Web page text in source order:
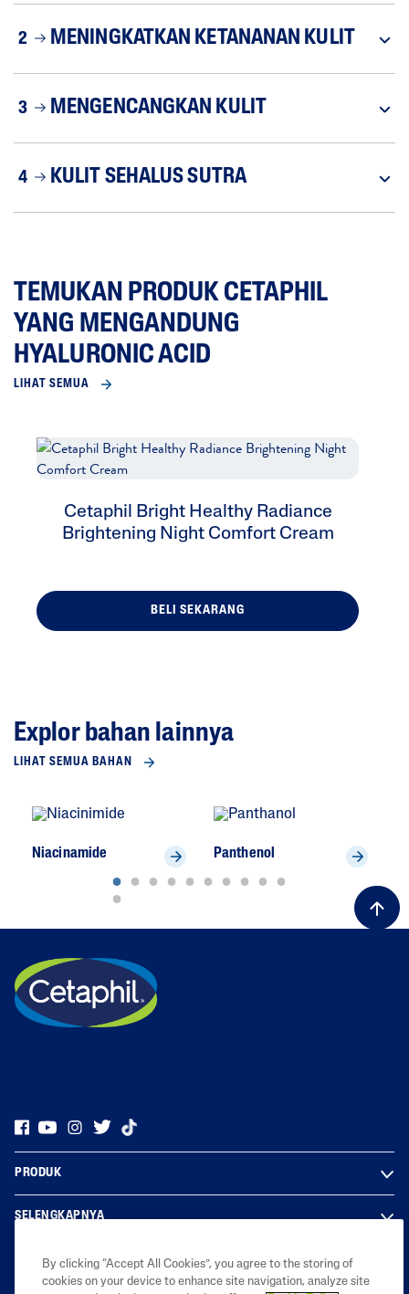
2 MENINGKATKAN KETANANAN KULIT
3 MENGENCANGKAN KULIT
4 KULIT SEHALUS SUTRA
TEMUKAN PRODUK CETAPHIL
YANG MENGANDUNG
HYALURONIC ACID
LIHAT SEMUA
Cetaphil Bright Healthy Radiance
Brightening Night Comfort Cream
BELI SEKARANG
Explor bahan lainnya
LIHAT SEMUA BAHAN
Niacinamide Panthenol
PRODUK
SELENGKAPNYA
LEGALBy clicking “Accept All Cookies”, you agree to the storing of
cookies on your device to enhance site navigation, analyze site